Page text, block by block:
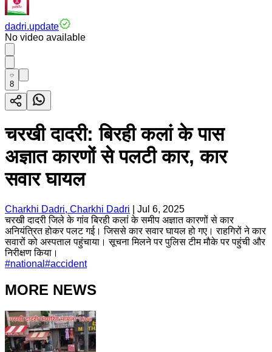
dadri.update
No video available
8
चरखी दादरी: बिरही कलां के पास
अज्ञात कारणों से पलटी कार, कार
सवार घायल
Charkhi Dadri, Charkhi Dadri
Jul 6, 2025
चरखी दादरी जिले के गांव बिरही कलां के समीप अज्ञात कारणों से कार
अनियंत्रित होकर पलट गई। जिससे कार सवार घायल हो गए। राहगिरों ने कार
सवारों को अस्पताल पहुंचाया। सूचना मिलने पर पुलिस टीम मौके पर पहुंची और
निरीक्षण किया।
#national #accident
MORE NEWS